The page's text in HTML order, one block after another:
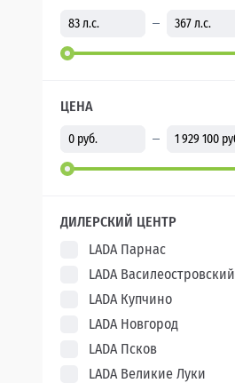
ЦЕНА
ДИЛЕРСКИЙ ЦЕНТР
LADA Парнас
LADA Василеостровский
LADA Купчино
LADA Новгород
LADA Псков
LADA Великие Луки